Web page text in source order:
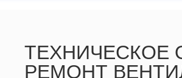
ТЕХНИЧЕСКОЕ
РЕМОНТ